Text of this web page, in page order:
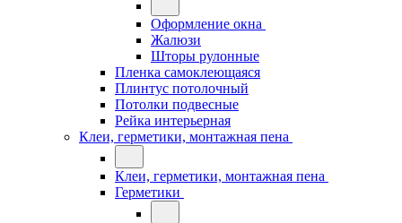
Оформление окна
Жалюзи
Шторы рулонные
Пленка самоклеющаяся
Плинтус потолочный
Потолки подвесные
Рейка интерьерная
Клеи, герметики, монтажная пена
Клеи, герметики, монтажная пена
Герметики